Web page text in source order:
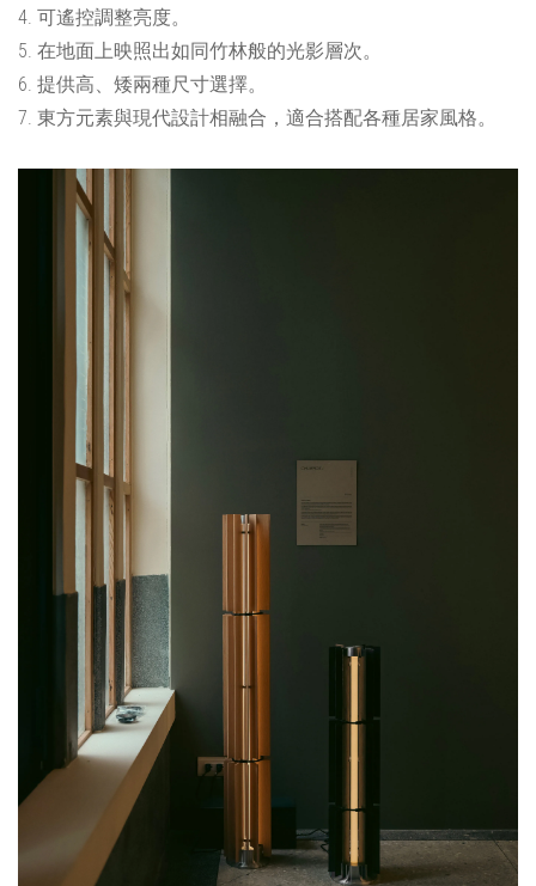
4. 可遙控調整亮度。
5. 在地面上映照出如同竹林般的光影層次。
6. 提供高、矮兩種尺寸選擇。
7. 東方元素與現代設計相融合，適合搭配各種居家風格。